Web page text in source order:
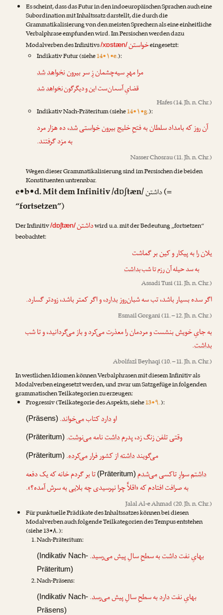
Es scheint, dass das Futur in den indoeuropäischen Sprachen auch eine
Subordination mit Inhaltssatz darstellt, die durch die
Grammatikalisierung von den meisten Sprechern als eine einheitliche
Verbalphrase empfunden wird. Im Persischen werden dazu
Modalverben des Infinitivs/xɒstæn/خواستنeingesetzt:
Indikativ Futur (siehe14•۱•e.):
مرا مهرِ سیه‌چشمان زِ سر بیروننخواهدشد
قضایِ آسمان‌ست این و دیگرگوننخواهدشد
Hafes(14. Jh. n. Chr.)
Indikativ Nach-Präteritum (siehe14•۱•g.):
آن روز که بامداد سلطان به فتحِ خلیج بیرونخواستیشد، ده هزار مرد
به مزد گرفتند.
Nasser Chosrau(11. Jh. n. Chr.)
Wegen dieser Grammatikalisierung sind im Persischen die beiden
Konstituenten untrennbar.
e•b•d. Mit dem Infinitiv /dɒʃtæn/داشتن(=
“fortsetzen”)
Der Infinitiv/dɒʃtæn/داشتنwird u.a. mit der Bedeutung „fortsetzen“
beobachtet:
یلان را به پیکار و کین بر گماشت
به سد حیله آن رزم تا شببداشت
Assadi Tusi(11. Jh. n. Chr.)
اگر سده بسیار باشد، تب سه شبان‌روزبدارد، و اگر کمتر باشد، زودتر گسارد.
Esmail Gorgani(11. – 12. Jh. n. Chr.)
به جایِ خویش بنشست و مردمان را معذرت می‌کرد و باز می‌گردانید، و تا شب
بداشت.
Abolfazl Beyhaqi(10. – 11. Jh. n. Chr.)
In westlichen Idiomen können Verbalphrasen mit diesem Infinitiv als
Modalverben eingesetzt werden, und zwar um Satzgefüge in folgenden
grammatischen Teilkategorien zu erzeugen:
Progressiv (Teilkategorie des Aspekts, siehe13•۹.):
اوداردکتابمی‌خواند.
(Präsens)
وقتی تلفن زنگ زد، پدرمداشتنامهمی‌نوشت.
(Präteritum)
می‌گویندداشتهاز کشور فرارمی‌کرده.
(Präteritum)
داشتمسوارِ تاکسیمی‌شدم (Präteritum) تا بر گردم خانه که یک دفعه
به صرافت افتادم که «اقلاًّ چرا نپرسیدی چه بلایی به سرش آمده؟».
Jalal Al-e Ahmad(20. Jh. n. Chr.)
Für punktuelle Prädikate des Inhaltssatzes können bei diesen
Modalverben auch folgende Teilkategorien des Tempus entstehen
(siehe 13•۸.):
Nach-Präteritum:
بهایِ نفتداشتبه سطحِ سالِ پیشمی‌رسید.
(Indikativ Nach-
Präteritum)
Nach-Präsens:
بهایِ نفتداردبه سطحِ سالِ پیشمی‌رسد.
(Indikativ Nach-
Präsens)